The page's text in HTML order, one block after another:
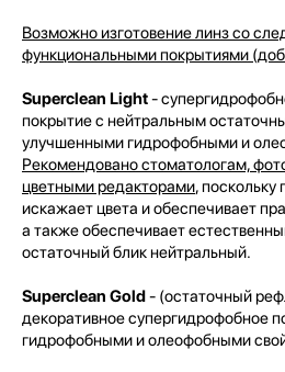
Возможно изготовение линз со
функциональными покрытиями
Superclean Light-
покрытие с нейтральным
улучшенными гидрофобными и
Рекомендовано стоматологам,
цветными редакторами, поскольку
искажает цвета и обеспечивает
а также обеспечивает
остаточный блик нейтральный.
Superclean Gold- (остаточный
декоративное супергидрофобное
гидрофобными и олеофобными